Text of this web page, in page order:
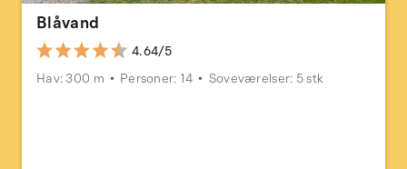
Blåvand
4.64/5
Hav: 300 m
Personer: 14 Soveværelser: 5 stk